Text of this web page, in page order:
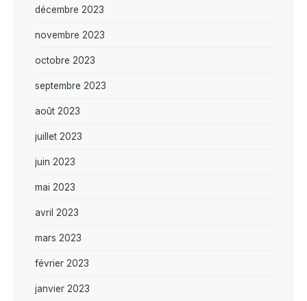
décembre 2023
novembre 2023
octobre 2023
septembre 2023
août 2023
juillet 2023
juin 2023
mai 2023
avril 2023
mars 2023
février 2023
janvier 2023